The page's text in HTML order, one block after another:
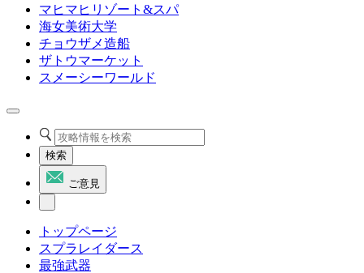
マヒマヒリゾート&スパ
海女美術大学
チョウザメ造船
ザトウマーケット
スメーシーワールド
検索
ご意見
トップページ
スプラレイダース
最強武器